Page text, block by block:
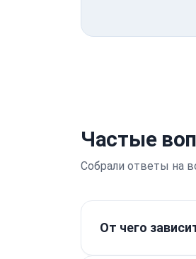
Частые
Собрали ответы на
От чего